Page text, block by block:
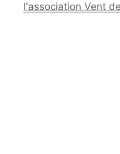
l'association Vent